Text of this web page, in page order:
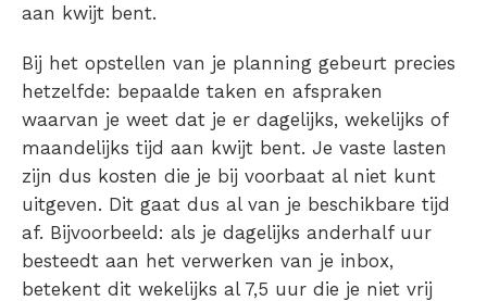
aan kwijt bent.
Bij het opstellen van je planning gebeurt precies
hetzelfde: bepaalde taken en afspraken
waarvan je weet dat je er dagelijks, wekelijks of
maandelijks tijd aan kwijt bent. Je vaste lasten
zijn dus kosten die je bij voorbaat al niet kunt
uitgeven. Dit gaat dus al van je beschikbare tijd
af. Bijvoorbeeld: als je dagelijks anderhalf uur
besteedt aan het verwerken van je inbox,
betekent dit wekelijks al 7,5 uur die je niet vrij